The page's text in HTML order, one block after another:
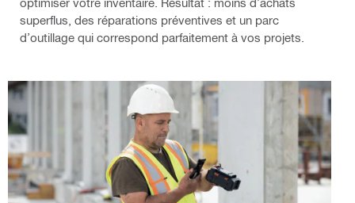
superflus, des réparations préventives et un parc
d’outillage qui correspond parfaitement à vos projets.